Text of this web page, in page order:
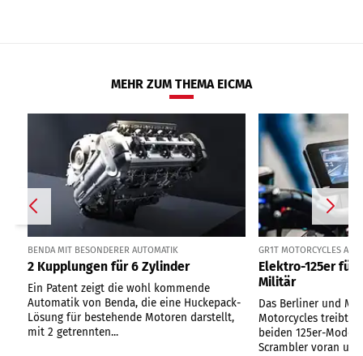
MEHR ZUM THEMA EICMA
BENDA MIT BESONDERER AUTOMATIK
2 Kupplungen für 6 Zylinder
Ein Patent zeigt die wohl kommende
Automatik von Benda, die eine Huckepack-
Lösung für bestehende Motoren darstellt,
mit 2 getrennten...
GR1T MOTORCYCLES
Elektro-125er für
Militär
Das Berliner und
Motorcycles treibt
beiden 125er-
Scrambler voran